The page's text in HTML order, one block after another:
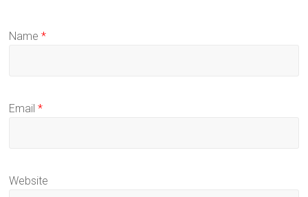
Name*
Email*
Website